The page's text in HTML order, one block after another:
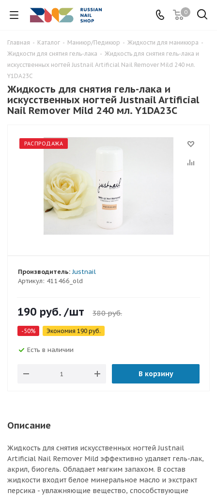
0
Главная - Каталог - Маниюр/Педикюр - Жидкости для маникюра -
Жидкости для снятия гель-лака - Жидкость для снятия гель-лака и
искусственных ногтей Justnail Artificial Nail Remover Mild 240 мл.
Y1DA23C
Жидкость для снятия гель-лака и
искусственных ногтей Justnail Artificial
Nail Remover Mild 240 мл. Y1DA23C
РАСПРОДАЖА
Артикул: 411466_old
Производитель: Justnail
190 руб. /шт 380руб.
-50% Экономия 190 руб.
Есть в наличии
В корзину
Описание
Жидкость для снятия искусственных ногтей Justnail
Artificial Nail Remover Mild эффективно удаляет гель-лак,
акрил, биогель. Обладает мягким запахом. В состав
жидкости входит белое минеральное масло и экстракт
персика - увлажняющие вещество, способствующие